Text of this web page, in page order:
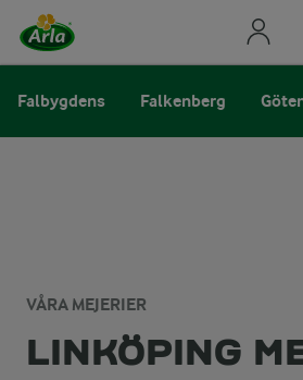
VÅRA MEJERIER
LINKÖPING
Falbygdens Falkenberg